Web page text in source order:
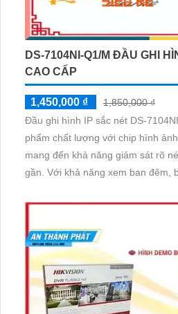
DS-7104NI-Q1/M ĐẦU GHI
CAO CẤP
1,450,000 ₫
1,850,000 ₫
Đầu ghi hình IP sắc nét DS-
phẩm chất lượng với chip hình
mang đến khả năng giám sát rõ
gần. Với khả năng xem ban đêm, bạn có thể thấy rõ các
1 HDD để tiết kiệm công trình